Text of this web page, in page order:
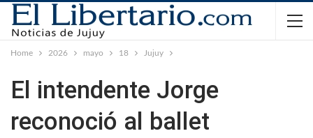
Home 2026 mayo 18 Jujuy
El intendente Jorge
reconoció al ballet